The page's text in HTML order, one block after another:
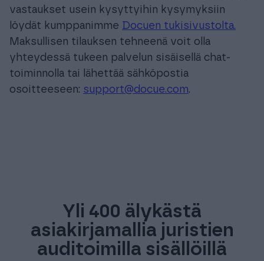
vastaukset usein kysyttyihin kysymyksiin
löydät kumppanimme Docuen tukisivustolta.
Maksullisen tilauksen tehneenä voit olla
yhteydessä tukeen palvelun sisäisellä chat-
toiminnolla tai lähettää sähköpostia
osoitteeseen: support@docue.com.
Yli 400 älykästä
asiakirjamallia juristien
auditoimilla sisällöillä